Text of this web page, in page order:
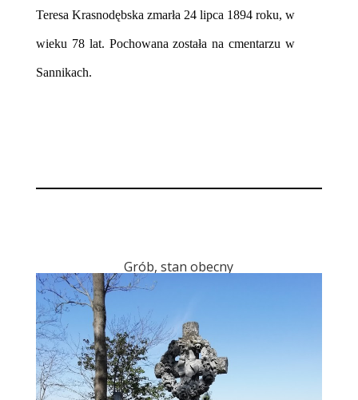
Teresa Krasnodębska zmarła 24 lipca 1894 roku, w
wieku 78 lat. Pochowana została na cmentarzu w
Sannikach.
Grób, stan obecny